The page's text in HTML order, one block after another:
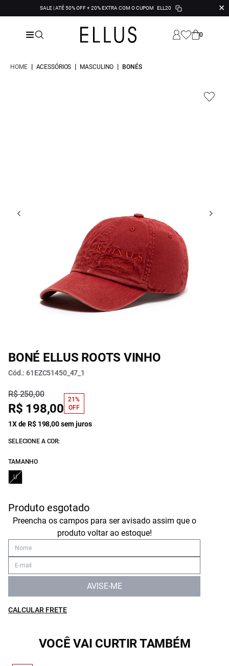
SALE | ATÉ 50% OFF + 20% EXTRA COM O CUPOM ELL20 ✕
0
HOME | ACESSÓRIOS | MASCULINO | BONÉS
BONÉ ELLUS ROOTS VINHO
Cód.: 61EZC51450_47_1
R$ 250,00
R$ 198,00
21%
OFF
1X de R$ 198,00 sem juros
SELECIONE A COR:
TAMANHO
U
Produto esgotado
Preencha os campos para ser avisado assim que o
produto voltar ao estoque!
AVISE-ME
CALCULAR FRETE
VOCÊ VAI CURTIR TAMBÉM